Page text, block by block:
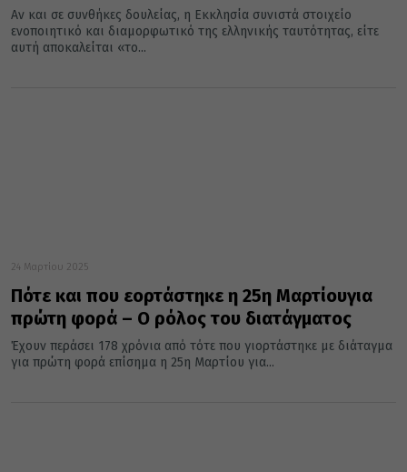
Αν και σε συνθήκες δουλείας, η Εκκλησία συνιστά στοιχείο
ενοποιητικό και διαμορφωτικό της ελληνικής ταυτότητας, είτε
αυτή αποκαλείται «το...
24 Μαρτίου 2025
Πότε και που εορτάστηκε η 25η Μαρτίουγια
πρώτη φορά – Ο ρόλος του διατάγματος
Έχουν περάσει 178 χρόνια από τότε που γιορτάστηκε με διάταγμα
για πρώτη φορά επίσημα η 25η Μαρτίου για...